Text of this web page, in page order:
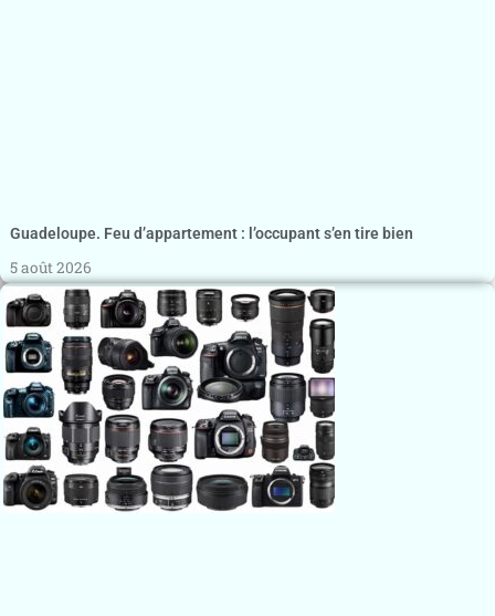
Guadeloupe. Feu d’appartement : l’occupant s’en tire bien
5 août 2026